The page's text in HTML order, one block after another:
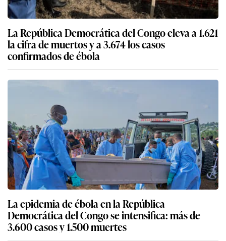
La República Democrática del Congo eleva a 1.621
la cifra de muertos y a 3.674 los casos
confirmados de ébola
La epidemia de ébola en la República
Democrática del Congo se intensifica: más de
3.600 casos y 1.500 muertes